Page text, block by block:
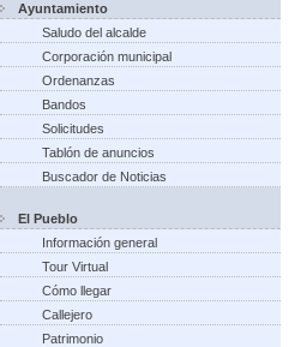
Ayuntamiento
Saludo del alcalde
Corporación municipal
Ordenanzas
Bandos
Solicitudes
Tablón de anuncios
Buscador de Noticias
El Pueblo
Información general
Tour Virtual
Cómo llegar
Callejero
Patrimonio